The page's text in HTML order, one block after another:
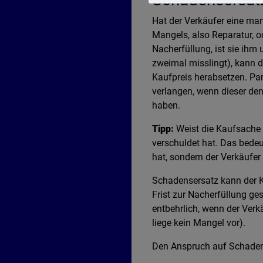
Hat der Verkäufer eine
Mangels, also Reparatur,
Nacherfüllung, ist sie ihm
zweimal misslingt), kann
Kaufpreis herabsetzen.
verlangen, wenn dieser
haben.
Tipp: Weist die
verschuldet hat. Das
hat, sondern der
Schadensersatz kann der
Frist zur Nacherfüllung
entbehrlich, wenn der
liege kein Mangel vor).
Den Anspruch auf